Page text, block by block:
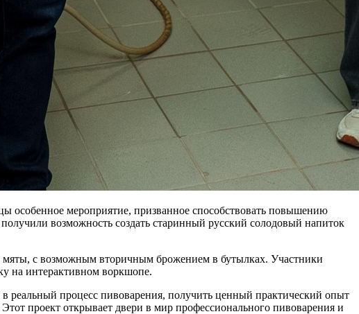
особенное мероприятие, призванное способствовать повышению
возможность создать старинный русский солодовый напиток
мяты, с возможным вторичным брожением в бутылках. Участники
на интерактивном воркшопе.
реальный процесс пивоварения, получить ценный практический опыт
проект открывает двери в мир профессионального пивоварения и